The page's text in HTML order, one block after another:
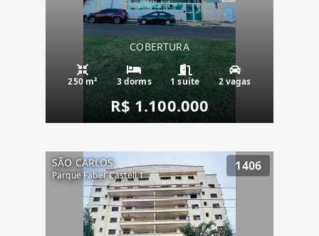
COBERTURA
250 m² 3 dorms 1 suíte 2 vagas
R$ 1.100.000
SÃO CARLOS
Parque Faber Castell 1
1406